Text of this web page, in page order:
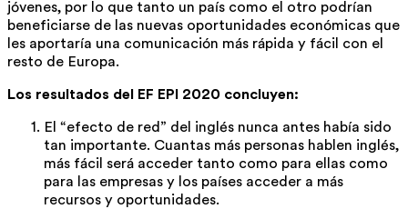
jóvenes, por lo que tanto un país como el otro podrían
beneficiarse de las nuevas oportunidades económicas que
les aportaría una comunicación más rápida y fácil con el
resto de Europa.
Los resultados del EF EPI 2020 concluyen:
El “efecto de red” del inglés nunca antes había sido
tan importante. Cuantas más personas hablen inglés,
más fácil será acceder tanto como para ellas como
para las empresas y los países acceder a más
recursos y oportunidades.